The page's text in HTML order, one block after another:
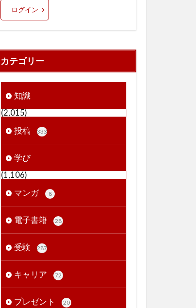
ログイン
カテゴリー
知識
(2,015)
投稿
333
学び
(1,106)
マンガ
8
電子書籍 28
受験 287
キャリア 72
プレゼント 20